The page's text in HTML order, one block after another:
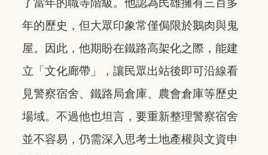
了當年的職等階級。他認為民雄擁有三百多
年的歷史，但大眾印象常僅侷限於鵝肉與鬼
屋。因此，他期盼在鐵路高架化之際，能建
立「文化廊帶」，讓民眾出站後即可沿線看
見警察宿舍、鐵路局倉庫、農會倉庫等歷史
場域。不過他也坦言，要重新整理警察宿舍
並不容易，仍需深入思考土地產權與文資申